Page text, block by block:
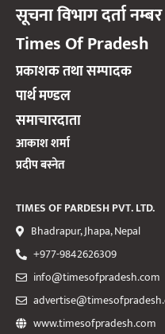
सूचना विभाग दर्ता
Times Of Pradesh
प्रकाशक तथा सम्पादक
पार्थ मण्डल
समाचारदाता
आकाश शर्मा
प्रदीप बस्नेत
TIMES OF PARDESH PVT. LTD.
Bhadrapur, Jhapa, Nepal
+977-9842626309
info@timesofpradesh.com
www.timesofpradesh.com